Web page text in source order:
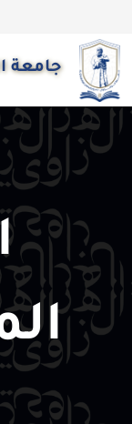
جامعة